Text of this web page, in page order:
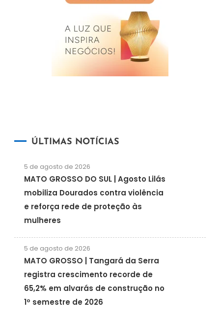
ÚLTIMAS NOTÍCIAS
5 de agosto de 2026
MATO GROSSO DO SUL | Agosto Lilás
mobiliza Dourados contra violência
e reforça rede de proteção às
mulheres
5 de agosto de 2026
MATO GROSSO | Tangará da Serra
registra crescimento recorde de
65,2% em alvarás de construção no
1º semestre de 2026